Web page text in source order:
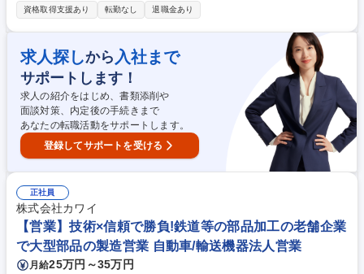
リーダーとしてご活躍いただきます。 (変更の範囲：当社の定める業務) 募
資格取得支援あり 転勤なし 退職金あり
求人探しから 入社まで
サポートします！
求人の紹介をはじめ、書類添削や
面談対策、内定後の手続きまで
あなたの転職活動をサポートします。
登録してサポートを受ける
正社員
株式会社カワイ
【営業】技術×信頼で勝負!鉄道等の部品加工の老舗企業
で大型部品の製造営業 自動車/輸送機器法人営業
月給25万円～35万円